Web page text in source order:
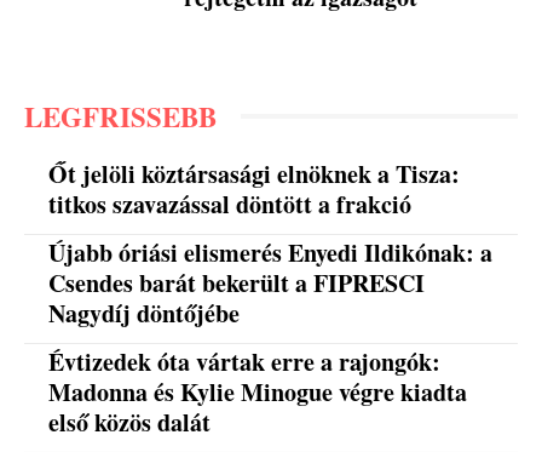
LEGFRISSEBB
Őt jelöli köztársasági elnöknek a Tisza:
titkos szavazással döntött a frakció
Újabb óriási elismerés Enyedi Ildikónak: a
Csendes barát bekerült a FIPRESCI
Nagydíj döntőjébe
Évtizedek óta vártak erre a rajongók:
Madonna és Kylie Minogue végre kiadta
első közös dalát